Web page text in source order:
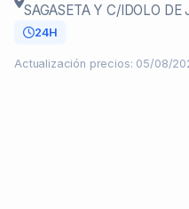
SAGASETA Y C/IDOLO DE
24H
Actualización precios: 05/08/